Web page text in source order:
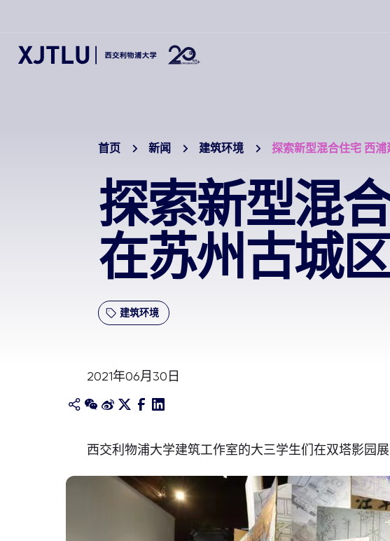
首页 新闻 建筑环境 探索新型混合住宅 西
探索新型混
在苏州古城
建筑环境
2021年06月30日
西交利物浦大学建筑工作室的大三学生们在双塔影园